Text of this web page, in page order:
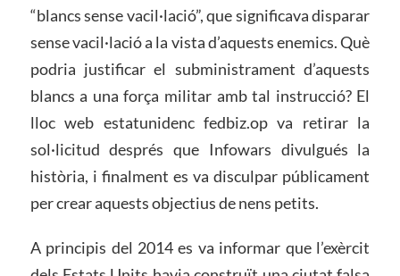
“blancs sense vacil·lació”, que significava disparar
sense vacil·lació a la vista d’aquests enemics. Què
podria justificar el subministrament d’aquests
blancs a una força militar amb tal instrucció? El
lloc web estatunidenc fedbiz.op va retirar la
sol·licitud després que Infowars divulgués la
història, i finalment es va disculpar públicament
per crear aquests objectius de nens petits.
A principis del 2014 es va informar que l’exèrcit